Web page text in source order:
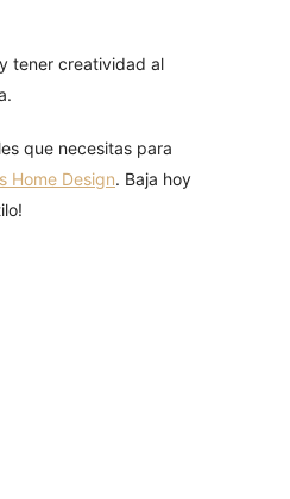
tener creatividad al
que necesitas para
Home Design. Baja hoy